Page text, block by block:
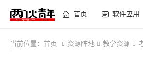
首页 软件应用
当前位置： 首页 资源阵地 教学资源